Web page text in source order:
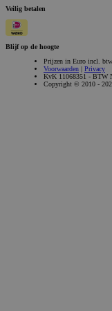
Veilig betalen
Blijf op de hoogte
Prijzen in Euro incl. btw
Voorwaarden | Privacy
KvK 11068351 - BTW
Copyright © 2010 -